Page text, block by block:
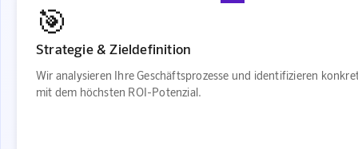
🎯
Strategie & Zieldefinition
Wir analysieren Ihre Geschäftsprozesse und identifizieren
mit dem höchsten ROI-Potenzial.